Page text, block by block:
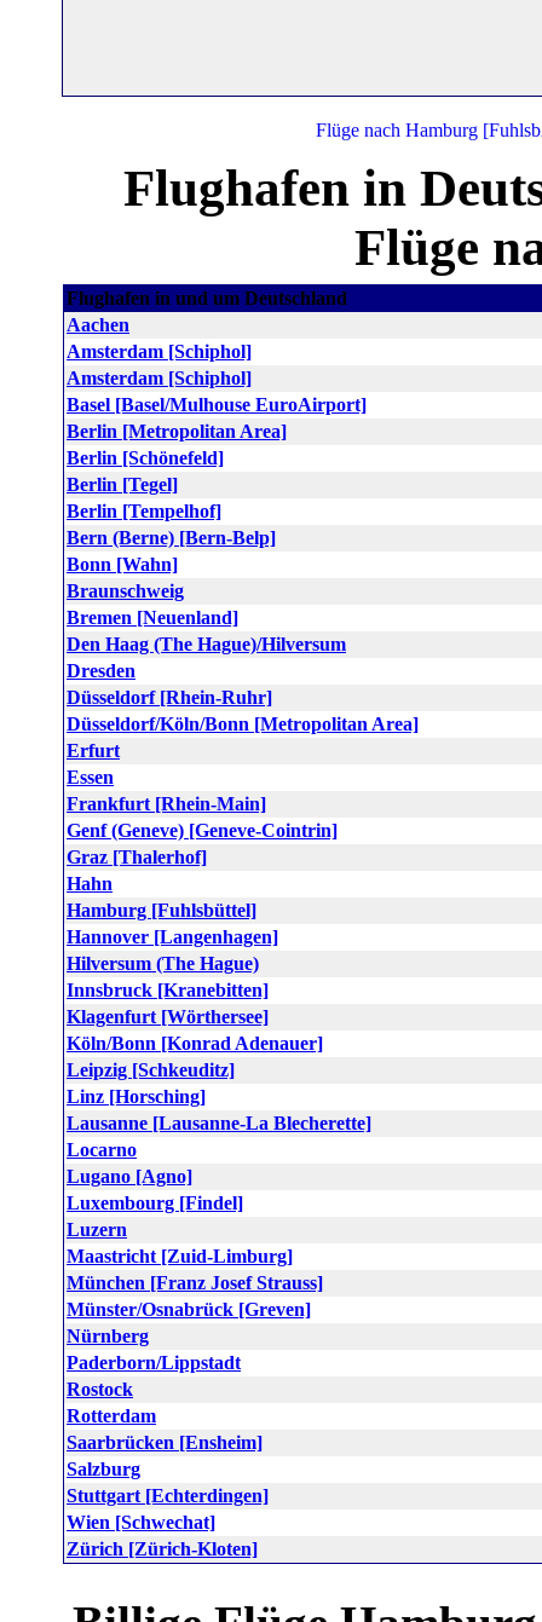
Flughafen in
Flüge
Flughafen in und um Deutschland
Aachen
Amsterdam [Schiphol]
Amsterdam [Schiphol]
Basel [Basel/Mulhouse EuroAirport]
Berlin [Metropolitan Area]
Berlin [Schönefeld]
Berlin [Tegel]
Berlin [Tempelhof]
Bern (Berne) [Bern-Belp]
Bonn [Wahn]
Braunschweig
Bremen [Neuenland]
Den Haag (The Hague)/Hilversum
Dresden
Düsseldorf [Rhein-Ruhr]
Düsseldorf/Köln/Bonn [Metropolitan Area]
Erfurt
Essen
Frankfurt [Rhein-Main]
Genf (Geneve) [Geneve-Cointrin]
Graz [Thalerhof]
Hahn
Hamburg [Fuhlsbüttel]
Hannover [Langenhagen]
Hilversum (The Hague)
Innsbruck [Kranebitten]
Klagenfurt [Wörthersee]
Köln/Bonn [Konrad Adenauer]
Leipzig [Schkeuditz]
Linz [Horsching]
Lausanne [Lausanne-La Blecherette]
Locarno
Lugano [Agno]
Luxembourg [Findel]
Luzern
Maastricht [Zuid-Limburg]
München [Franz Josef Strauss]
Münster/Osnabrück [Greven]
Nürnberg
Paderborn/Lippstadt
Rostock
Rotterdam
Saarbrücken [Ensheim]
Salzburg
Stuttgart [Echterdingen]
Wien [Schwechat]
Zürich [Zürich-Kloten]